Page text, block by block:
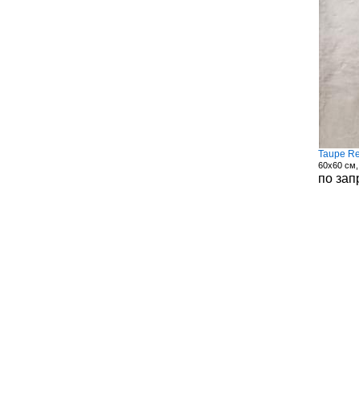
Taupe
60x60
по